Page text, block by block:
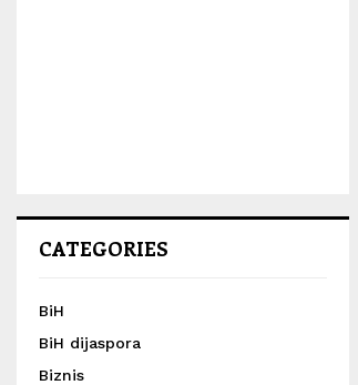
CATEGORIES
BiH
BiH dijaspora
Biznis